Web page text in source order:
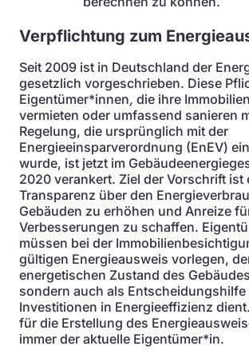
Verpflichtung zum
Seit 2009 ist in Deutschland der
gesetzlich vorgeschrieben. Diese
Eigentümer*innen, die ihre
vermieten oder umfassend sanieren
Regelung, die ursprünglich mit der
Energieeinsparverordnung (EnEV)
wurde, ist jetzt im
2020 verankert. Ziel der Vorschrift ist
Transparenz über den
Gebäuden zu erhöhen und Anreize
Verbesserungen zu schaffen.
müssen bei der
gültigen Energieausweis vorlegen,
energetischen Zustand des
sondern auch als
Investitionen in Energieeffizienz
für die Erstellung des
immer der aktuelle Eigentümer*in.